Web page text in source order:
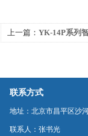
上一篇： YK-14P系列
联系方式
地址：北京市昌平区沙
联系人：张书光